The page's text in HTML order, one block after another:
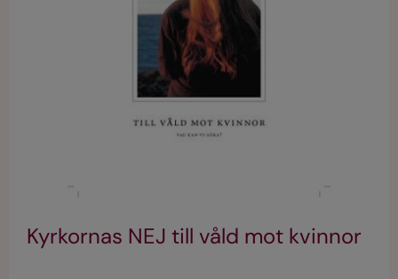
Kyrkornas NEJ till våld mot kvinnor